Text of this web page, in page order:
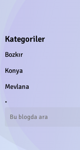
Kategoriler
Bozkır
Konya
Mevlana
.